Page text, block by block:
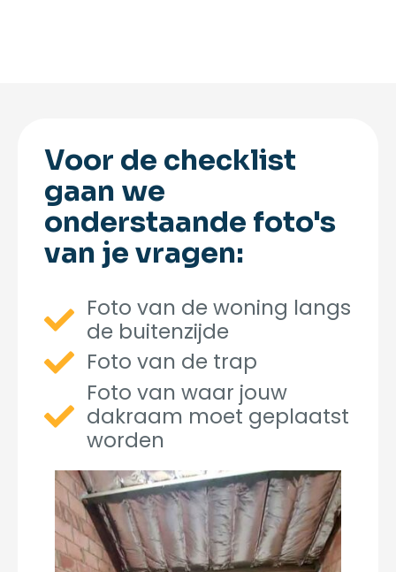
Voor de checklist
gaan we
onderstaande foto's
van je vragen:
Foto van de woning langs
de buitenzijde
Foto van de trap
Foto van waar jouw
dakraam moet geplaatst
worden